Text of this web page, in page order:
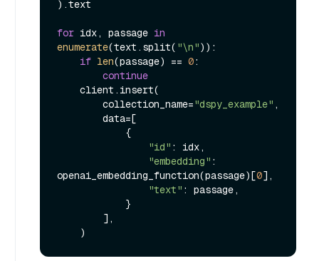
).text
for idx, passage in
enumerate(text.split( "\n")):
if len(passage) == 0:
continue
        collection_name=
"dspy_example" ,
"id" : idx,
"embedding" :
openai_embedding_function(passage)[0],
"text" : passage,